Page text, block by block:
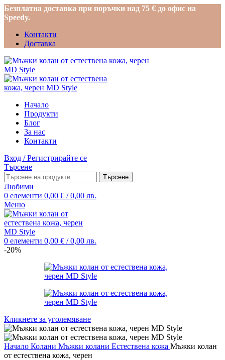
Безплатна доставка при поръчки над 75 € до офис на
Speedy.
Контакти
Доставка
Начало
Продукти
Блог
За нас
Контакти
Вход / Регистрирайте се
Търсене
Търсене
Любими
0 елементи 0,00 € / 0,00 лв.
Меню
0 елементи 0,00 € / 0,00 лв.
-20%
Кликнете за уголемяване
Начало Колани Мъжки колани Естествена кожа Мъжки колан
от естествена кожа, черен